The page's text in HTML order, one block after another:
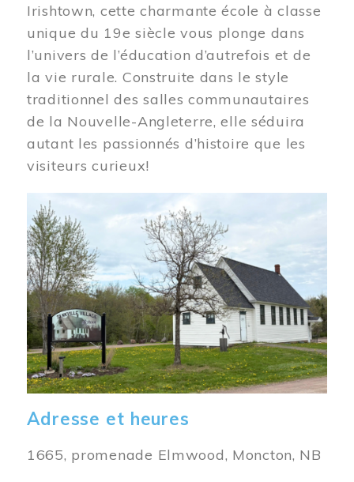
Irishtown, cette charmante école à classe
unique du 19e siècle vous plonge dans
l’univers de l’éducation d’autrefois et de
la vie rurale. Construite dans le style
traditionnel des salles communautaires
de la Nouvelle-Angleterre, elle séduira
autant les passionnés d’histoire que les
visiteurs curieux!
Image
Adresse et heures
1665, promenade Elmwood, Moncton, NB